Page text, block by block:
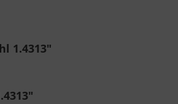
1.4313"